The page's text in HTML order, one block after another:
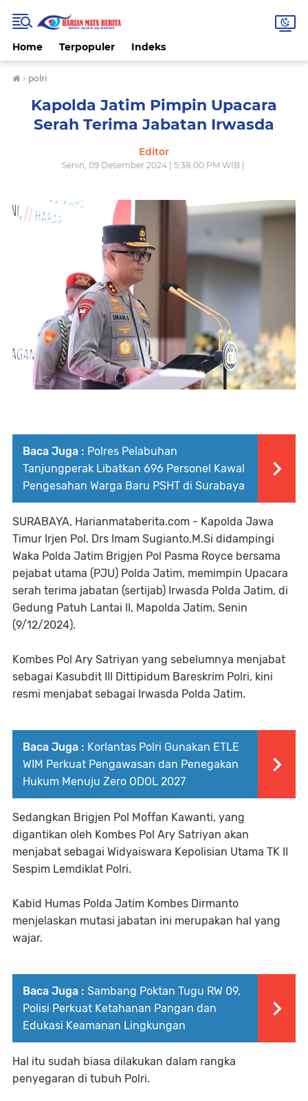
Home Terpopuler Indeks
› polri
Kapolda Jatim Pimpin Upacara
Serah Terima Jabatan Irwasda
Editor
Senin, 09 Desember 2024 | 5:38:00 PM WIB |
Baca Juga : Polres Pelabuhan
Tanjungperak Libatkan 696 Personel Kawal
Pengesahan Warga Baru PSHT di Surabaya
SURABAYA, Harianmataberita.com - Kapolda Jawa
Timur Irjen Pol. Drs Imam Sugianto,M.Si didampingi
Waka Polda Jatim Brigjen Pol Pasma Royce bersama
pejabat utama (PJU) Polda Jatim, memimpin Upacara
serah terima jabatan (sertijab) Irwasda Polda Jatim, di
Gedung Patuh Lantai II, Mapolda Jatim, Senin
(9/12/2024).
Kombes Pol Ary Satriyan yang sebelumnya menjabat
sebagai Kasubdit III Dittipidum Bareskrim Polri, kini
resmi menjabat sebagai Irwasda Polda Jatim.
Baca Juga : Korlantas Polri Gunakan ETLE
WIM Perkuat Pengawasan dan Penegakan
Hukum Menuju Zero ODOL 2027
Sedangkan Brigjen Pol Moffan Kawanti, yang
digantikan oleh Kombes Pol Ary Satriyan akan
menjabat sebagai Widyaiswara Kepolisian Utama TK II
Sespim Lemdiklat Polri.
Kabid Humas Polda Jatim Kombes Dirmanto
menjelaskan mutasi jabatan ini merupakan hal yang
wajar.
Baca Juga : Sambang Poktan Tugu RW 09,
Polisi Perkuat Ketahanan Pangan dan
Edukasi Keamanan Lingkungan
Hal itu sudah biasa dilakukan dalam rangka
penyegaran di tubuh Polri.